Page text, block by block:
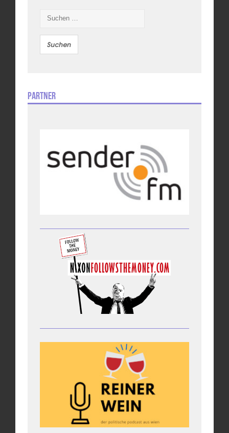
nach:
Partner